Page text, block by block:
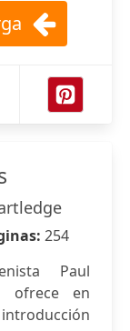
254
Paul
ofrece en